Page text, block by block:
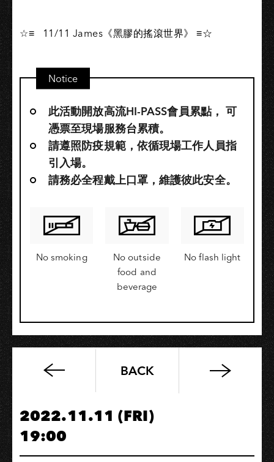
☆≡ ​ ​ 11/11 James《黑膠的搖滾世界》 ≡☆
Notice
此活動開放高流HI-PASS會員累點，​ 可
憑票至現場服務台累積。
請遵照防疫規範，依循現場工作人員指
引入場。
請務必全程戴上口罩，維護彼此安全。
No smoking
No outside
food and
beverage
No flash light
《自
彼
時
陣》
發
BACK
2022.11.11 (FRI)
19:00